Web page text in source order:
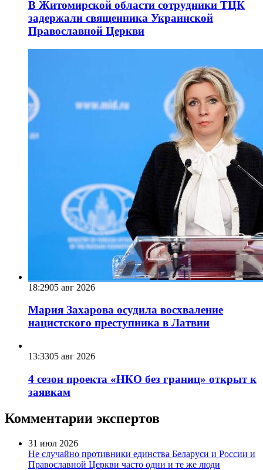
В Житомирской области сотрудники ТЦК
задержали священника Украинской
Православной Церкви
18:2905 авг 2026
Мария Захарова осудила восхваление
нацистского преступника в Латвии
13:3305 авг 2026
4 сезон проекта «НКО без границ» открыт к
заявкам
Комментарии экспертов
31 июл 2026
Не случайно противники единства Беларуси и России и
Православной Церкви часто одни и те же люди